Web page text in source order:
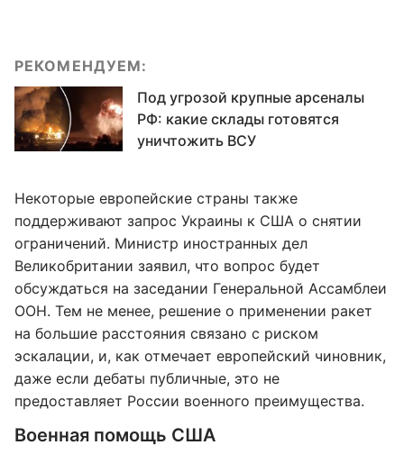
РЕКОМЕНДУЕМ:
Под угрозой крупные арсеналы
РФ: какие склады готовятся
уничтожить ВСУ
Некоторые европейские страны также
поддерживают запрос Украины к США о снятии
ограничений. Министр иностранных дел
Великобритании заявил, что вопрос будет
обсуждаться на заседании Генеральной Ассамблеи
ООН. Тем не менее, решение о применении ракет
на большие расстояния связано с риском
эскалации, и, как отмечает европейский чиновник,
даже если дебаты публичные, это не
предоставляет России военного преимущества.
Военная помощь США